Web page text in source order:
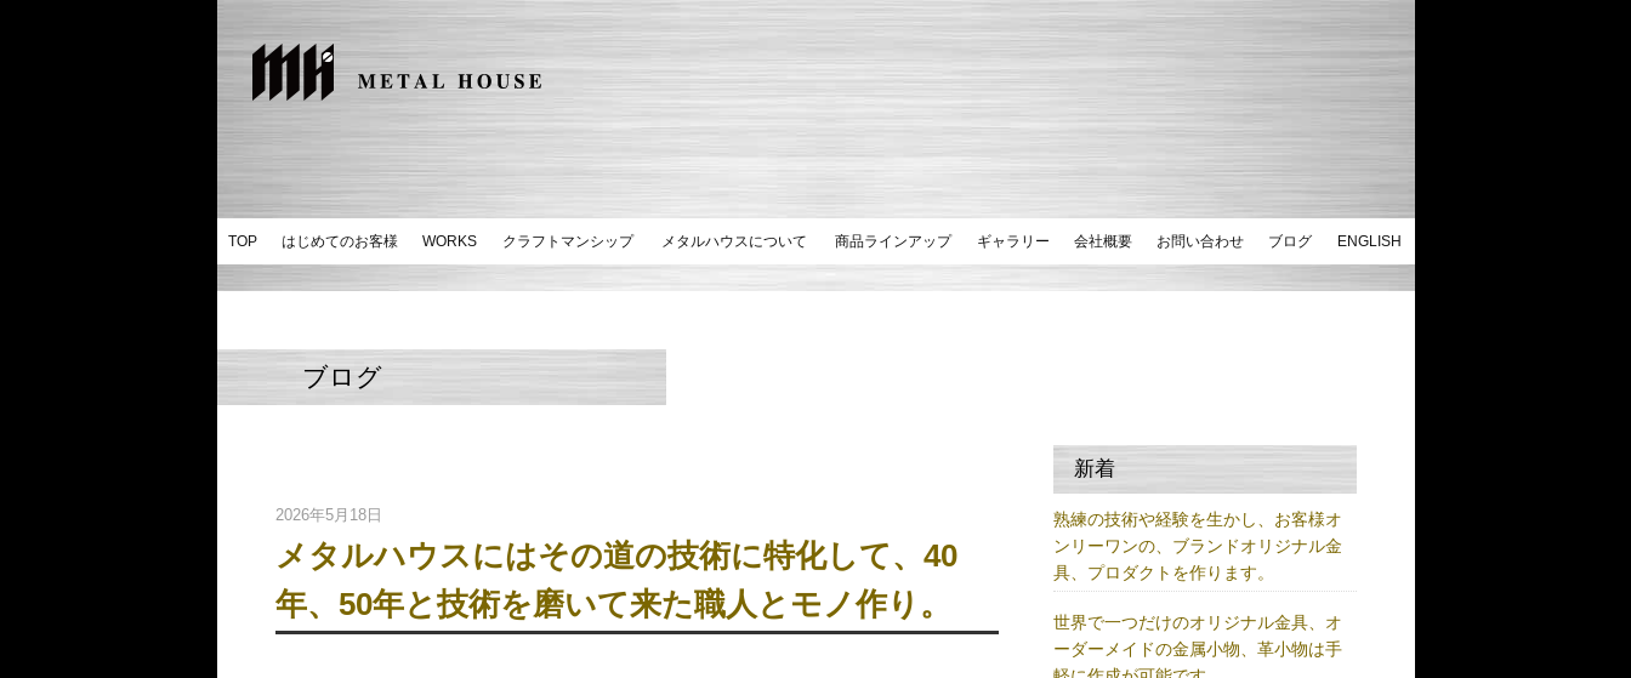
TOP はじめてのお客様 WORKS クラフトマンシップ メタルハウスについて 商品ラインアップ ギャラリー 会社概要 お問い合わせ ブログ ENGLISH
ブログ
2026年5月18日
メタルハウスにはその道の技術に特化して、40
年、50年と技術を磨いて来た職人とモノ作り。
新着
熟練の技術や経験を生かし、お客様オ
ンリーワンの、ブランドオリジナル金
具、プロダクトを作ります。
世界で一つだけのオリジナル金具、オ
ーダーメイドの金属小物、革小物は手